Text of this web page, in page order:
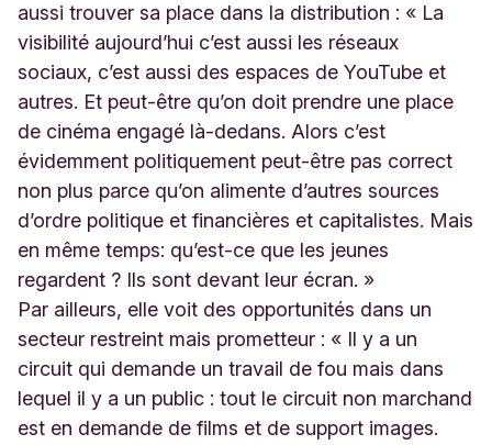
aussi trouver sa place dans la distribution : « La
visibilité aujourd’hui c’est aussi les réseaux
sociaux, c’est aussi des espaces de YouTube et
autres. Et peut-être qu’on doit prendre une place
de cinéma engagé là-dedans. Alors c’est
évidemment politiquement peut-être pas correct
non plus parce qu’on alimente d’autres sources
d’ordre politique et financières et capitalistes. Mais
en même temps: qu’est-ce que les jeunes
regardent ? Ils sont devant leur écran. »
Par ailleurs, elle voit des opportunités dans un
secteur restreint mais prometteur : « Il y a un
circuit qui demande un travail de fou mais dans
lequel il y a un public : tout le circuit non marchand
est en demande de films et de support images.